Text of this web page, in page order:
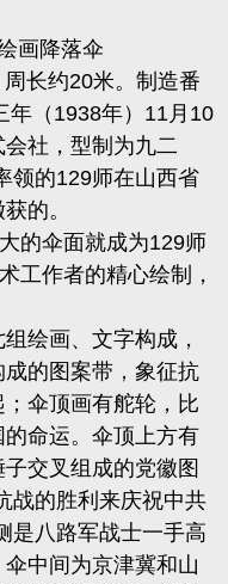
画降落伞
长约20米。制造番
年（1938年）11月10
社，型制为九二
领的129师在山西省
的。
的伞面就成为129师
工作者的精心绘制，
绘画、文字构成，
的图案带，象征抗
伞顶画有舵轮，比
命运。伞顶上方有
交叉组成的党徽图
战的胜利来庆祝中共
是八路军战士一手高
中间为京津冀和山